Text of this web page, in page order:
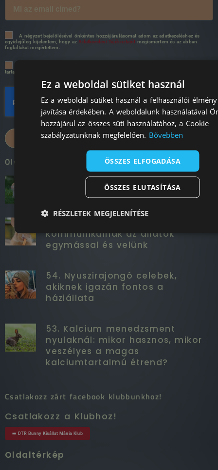
A négyzet bejelölésével önkéntes hozzájárulásomat adom az adatkezeléshez és
egyidejűleg kijelentem, hogy azAdatkezelési Tájékoztatót megismertem és az abban
foglaltakat megértettem.
tartalmakat olvasni a DTR Bunnytől!
CSATLAKOZOM!
Olvass minket!
56. Hogyan készülj a gazdivá
válásra?
kommunikálnak az állatok
egymással és velünk
54. Nyuszirajongó celebek,
akiknek igazán fontos a
háziállata
53. Kalcium menedzsment
nyulaknál: mikor hasznos, mikor
veszélyes a magas
kalciumtartalmú étrend?
Csatlakozz zárt facebook klubbunkhoz!
Csatlakozz a Klubhoz!
➡️ DTR Bunny Kisállat Mánia Klub
Oldaltérkép
Ez a weboldal sütiket használ
Ez a weboldal sütiket használ a felhasználói élmény
javítása érdekében. A weboldalunk használatával
hozzájárul az összes süti használatához, a Cookie
szabályzatunknak megfelelően. Bővebben
ÖSSZES ELFOGADÁSA
ÖSSZES ELUTASÍTÁSA
RÉSZLETEK MEGJELENÍTÉSE